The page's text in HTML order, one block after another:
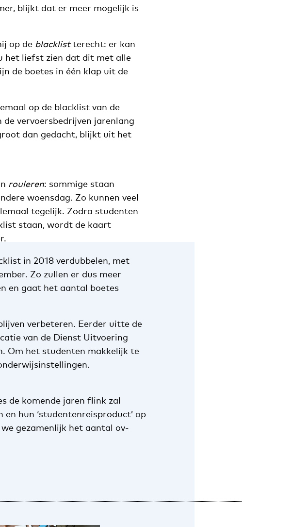
blijkt dat er meer mogelijk is
op de blacklistterecht: er kan
het liefst zien dat dit met alle
de boetes in één klap uit de
op de blacklist van de
de vervoersbedrijven jarenlang
dan gedacht, blijkt uit het
rouleren: sommige staan
woensdag. Zo kunnen veel
tegelijk. Zodra studenten
staan, wordt de kaart
in 2018 verdubbelen, met
Zo zullen er dus meer
en gaat het aantal boetes
verbeteren. Eerder uitte de
van de Dienst Uitvoering
Om het studenten makkelijk te
de komende jaren flink zal
hun ‘studentenreisproduct’ op
gezamenlijk het aantal ov-